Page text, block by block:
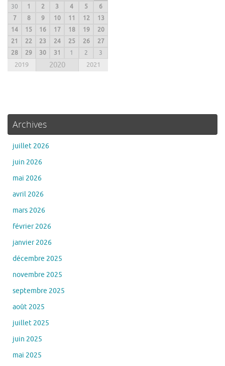
30
1 2 3 4 5
6
7
8 9 10 11 12
13
14
15 16 17 18 19
20
21
22 23 24 25 26
27
28
29 30 31 1 2 3
2019 2020 2021
Archives
juillet 2026
juin 2026
mai 2026
avril 2026
mars 2026
février 2026
janvier 2026
décembre 2025
novembre 2025
septembre 2025
août 2025
juillet 2025
juin 2025
mai 2025